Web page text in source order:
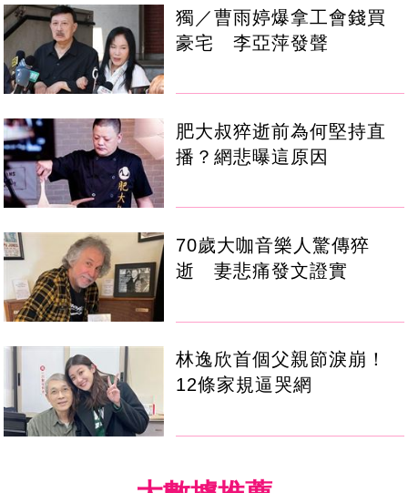
獨／曹雨婷爆拿工會錢買
豪宅 李亞萍發聲
肥大叔猝逝前為何堅持直
播？網悲曝這原因
70歲大咖音樂人驚傳猝
逝 妻悲痛發文證實
林逸欣首個父親節淚崩！
12條家規逼哭網